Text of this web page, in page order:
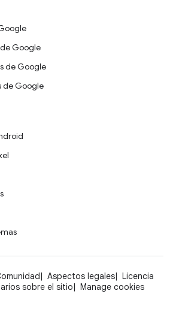
Google
de Google
de Google
Aspectos legales
Licencia
sobre el sitio Manage cookies